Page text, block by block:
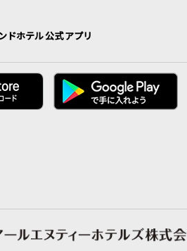
ドホテル公式アプリ